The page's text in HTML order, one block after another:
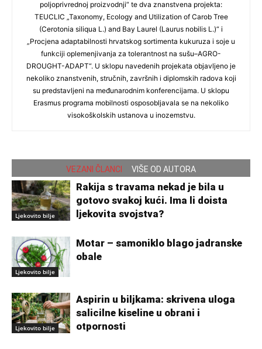
poljoprivrednoj proizvodnji“ te dva znanstvena projekta:
TEUCLIC „Taxonomy, Ecology and Utilization of Carob Tree
(Cerotonia siliqua L.) and Bay Laurel (Laurus nobilis L.)“ i
„Procjena adaptabilnosti hrvatskog sortimenta kukuruza i soje u
funkciji oplemenjivanja za tolerantnost na sušu–AGRO-
DROUGHT-ADAPT“. U sklopu navedenih projekata objavljeno je
nekoliko znanstvenih, stručnih, završnih i diplomskih radova koji
su predstavljeni na međunarodnim konferencijama. U sklopu
Erasmus programa mobilnosti osposobljavala se na nekoliko
visokoškolskih ustanova u inozemstvu.
VEZANI ČLANCI VIŠE OD AUTORA
Ljekovito bilje
Rakija s travama nekad je bila u
gotovo svakoj kući. Ima li doista
ljekovita svojstva?
Ljekovito bilje
Motar – samoniklo blago jadranske
obale
Ljekovito bilje
Aspirin u biljkama: skrivena uloga
salicilne kiseline u obrani i
otpornosti